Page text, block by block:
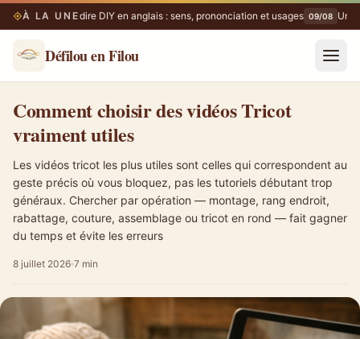
À LA UNE
09/08 Que veut dire DIY en anglais : sens, prononciation et usages 09/08 Un
Défilou en Filou
Comment choisir des vidéos Tricot
vraiment utiles
Les vidéos tricot les plus utiles sont celles qui correspondent au
geste précis où vous bloquez, pas les tutoriels débutant trop
généraux. Chercher par opération — montage, rang endroit,
rabattage, couture, assemblage ou tricot en rond — fait gagner
du temps et évite les erreurs
8 juillet 2026 7 min